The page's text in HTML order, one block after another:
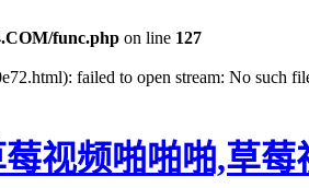
func.php on line 127
failed to open stream: No such
视频啪啪啪,草